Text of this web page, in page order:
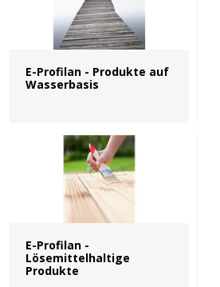
E-Profilan - Produkte auf
Wasserbasis
E-Profilan -
Lösemittelhaltige
Produkte